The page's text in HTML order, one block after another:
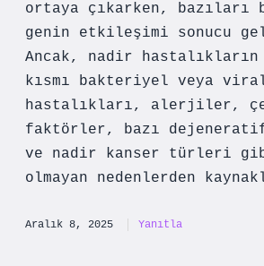
ortaya çıkarken, bazıları
genin etkileşimi sonucu
Ancak, nadir
kısmı bakteriyel veya
hastalıkları, alerjiler,
faktörler, bazı
ve nadir kanser türleri
olmayan nedenlerden
Aralık 8, 2025 Yanıtla